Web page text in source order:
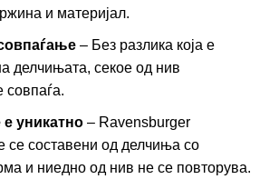
и материјал.
– Без разлика која е
делчињата, секое од нив
совпаѓа.
уникатно – Ravensburger
се составени од делчиња со
и ниедно од нив не се повторува.